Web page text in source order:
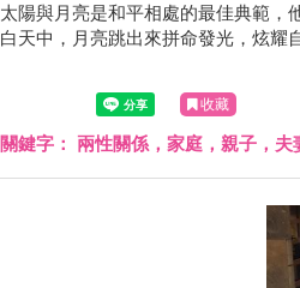
太陽與月亮是和平相處的最佳典範，
白天中，月亮跳出來拼命發光，炫耀
收藏
關鍵字： 兩性關係，家庭，親子，